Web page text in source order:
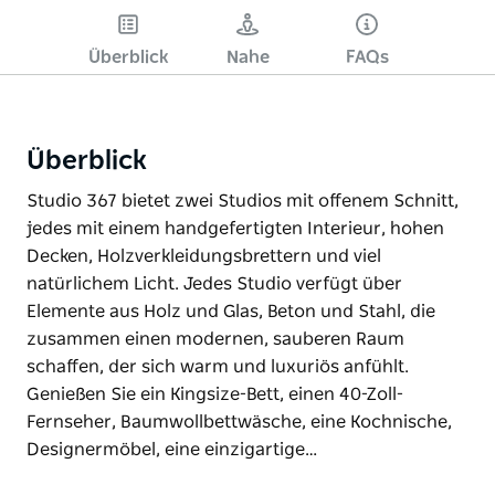
Überblick Nahe FAQs
Überblick
Studio 367 bietet zwei Studios mit offenem Schnitt,
jedes mit einem handgefertigten Interieur, hohen
Decken, Holzverkleidungsbrettern und viel
natürlichem Licht. Jedes Studio verfügt über
Elemente aus Holz und Glas, Beton und Stahl, die
zusammen einen modernen, sauberen Raum
schaffen, der sich warm und luxuriös anfühlt.
Genießen Sie ein Kingsize-Bett, einen 40-Zoll-
Fernseher, Baumwollbettwäsche, eine Kochnische,
Designermöbel, eine einzigartige…